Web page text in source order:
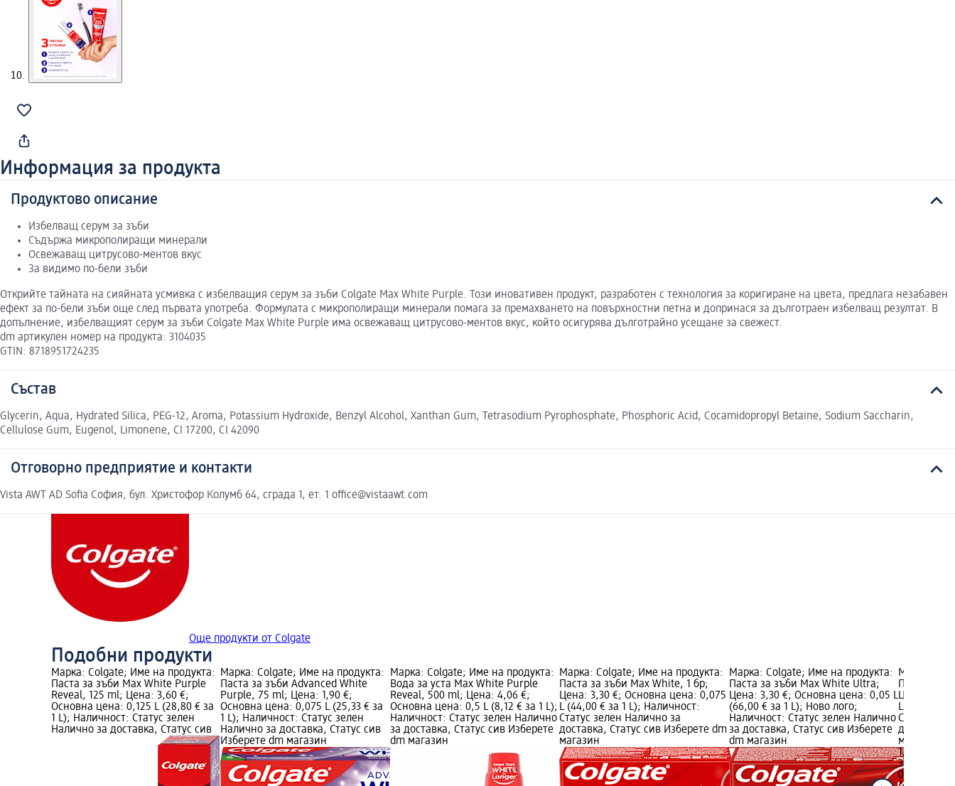
Информация за продукта
Продуктово описание
Избелващ серум за зъби
Съдържа микрополиращи минерали
Освежаващ цитрусово-ментов вкус
За видимо по-бели зъби
Открийте тайната на сияйната усмивка с избелващия серум за зъби Colgate Max White Purple. Този иновативен продукт, разработен с технология за коригиране на цвета, предлага незабавен
ефект за по-бели зъби още след първата употреба. Формулата с микрополиращи минерали помага за премахването на повърхностни петна и допринася за дълготраен избелващ резултат. В
допълнение, избелващият серум за зъби Colgate Max White Purple има освежаващ цитрусово-ментов вкус, който осигурява дълготрайно усещане за свежест.
dm артикулен номер на продукта: 3104035
GTIN: 8718951724235
Състав
Glycerin, Aqua, Hydrated Silica, PEG-12, Aroma, Potassium Hydroxide, Benzyl Alcohol, Xanthan Gum, Tetrasodium Pyrophosphate, Phosphoric Acid, Cocamidopropyl Betaine, Sodium Saccharin,
Cellulose Gum, Eugenol, Limonene, CI 17200, CI 42090
Отговорно предприятие и контакти
Vista AWT AD Sofia София, бул. Христофор Колумб 64, сграда 1, ет. 1 office@vistaawt.com
Още продукти от Colgate
Подобни продукти
Марка: Colgate; Име на продукта:
Паста за зъби Max White Purple
Reveal, 125 ml; Цена: 3,60 €;
Основна цена: 0,125 L (28,80 € за
1 L); Наличност: Статус зелен
Налично за доставка, Статус сив
Марка: Colgate; Име на продукта:
Паста за зъби Advanced White
Purple, 75 ml; Цена: 1,90 €;
Основна цена: 0,075 L (25,33 € за
1 L); Наличност: Статус зелен
Налично за доставка, Статус сив
Изберете dm магазин
Марка: Colgate; Име на продукта:
Вода за уста Max White Purple
Reveal, 500 ml; Цена: 4,06 €;
Основна цена: 0,5 L (8,12 € за 1 L);
Наличност: Статус зелен Налично
за доставка, Статус сив Изберете
dm магазин
Марка: Colgate; Име на продукта:
Паста за зъби Max White, 1 бр;
Цена: 3,30 €; Основна цена: 0,075
L (44,00 € за 1 L); Наличност:
Статус зелен Налично за
доставка, Статус сив Изберете dm
магазин
Марка: Colgate; Име на продукта:
Паста за зъби Max White Ultra;
Цена: 3,30 €; Основна цена: 0,05 L
(66,00 € за 1 L); Ново лого;
Наличност: Статус зелен Налично
за доставка, Статус сив Изберете
dm магазин
Марка:
Паста за
Цена: 1,90
L (25,33 €
Статус
доставка,
магазин
1,90 €
3,72 лв.
0,075 L